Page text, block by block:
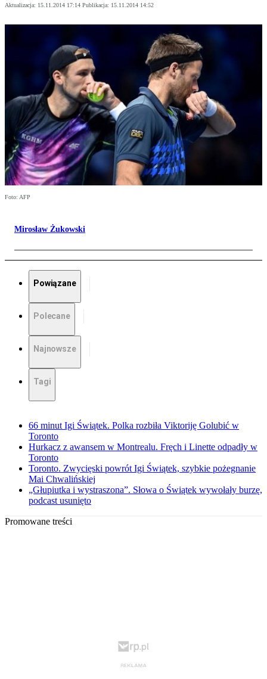
Aktualizacja: 15.11.2014 17:14 Publikacja: 15.11.2014 14:52
Foto: AFP
Mirosław Żukowski
Powiązane
Polecane
Najnowsze
Tagi
66 minut Igi Świątek. Polka rozbiła Viktoriję Golubić w
Toronto
Hurkacz z awansem w Montrealu. Fręch i Linette odpadły w
Toronto
Toronto. Zwycięski powrót Igi Świątek, szybkie pożegnanie
Mai Chwalińskiej
„Głupiutka i wystraszona”. Słowa o Świątek wywołały burzę,
podcast usunięto
Promowane treści